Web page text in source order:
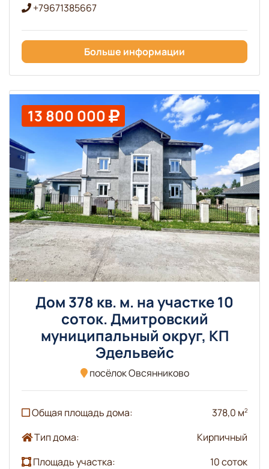
+79671385667
Больше информации
13 800 000
Дом 378 кв. м. на участке 10
соток. Дмитровский
муниципальный округ, КП
Эдельвейс
посёлок Овсянниково
Общая площадь дома: 378,0 м2
Тип дома:
Кирпичный
Площадь участка:
10 соток